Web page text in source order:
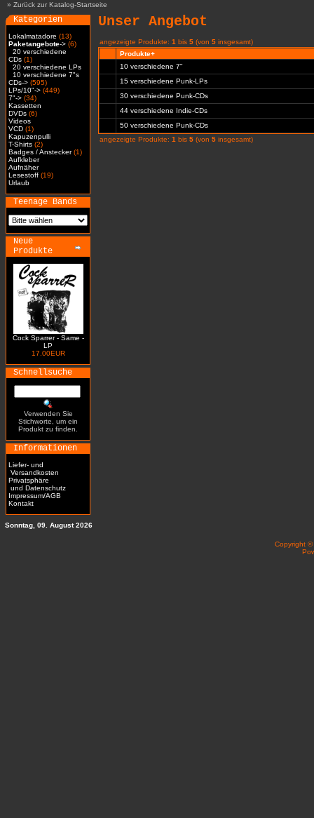
» Zurück zur Katalog-Startseite
Kategorien
Lokalmatadore (13)
Paketangebote-> (6)
20 verschiedene
CDs (1)
20 verschiedene LPs
10 verschiedene 7"s
CDs-> (595)
LPs/10"-> (449)
7"-> (34)
Kassetten
DVDs (6)
Videos
VCD (1)
Kapuzenpulli
T-Shirts (2)
Badges / Anstecker(1)
Aufkleber
Aufnäher
Lesestoff (19)
Urlaub
Teenage Bands
Neue
Produkte
Cock Sparrer - Same -
LP
17.00EUR
Schnellsuche
Verwenden Sie
Stichworte, um ein
Produkt zu finden.
Informationen
Liefer- und
Versandkosten
Privatsphäre
und Datenschutz
Impressum/AGB
Kontakt
Unser Angebot
angezeigte Produkte: 1 bis 5 (von 5 insgesamt)
Produkte+
10 verschiedene 7"
15 verschiedene Punk-LPs
30 verschiedene Punk-CDs
44 verschiedene Indie-CDs
50 verschiedene Punk-CDs
angezeigte Produkte: 1 bis 5 (von 5 insgesamt)
Sonntag, 09. August 2026
Copyright